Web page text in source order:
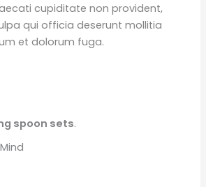
cupiditate non provident,
qui officia deserunt mollitia
et dolorum fuga.
spoon sets.